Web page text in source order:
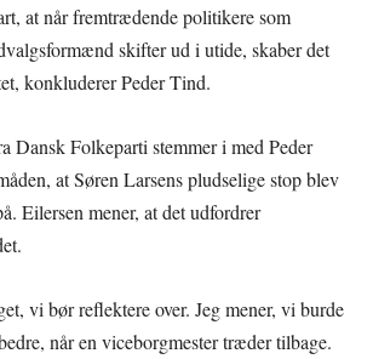
at når fremtrædende politikere som
skifter ud i utide, skaber det
konkluderer Peder Tind.
Dansk Folkeparti stemmer i med Peder
at Søren Larsens pludselige stop blev
Eilersen mener, at det udfordrer
vi bør reflektere over. Jeg mener, vi burde
når en viceborgmester træder tilbage.